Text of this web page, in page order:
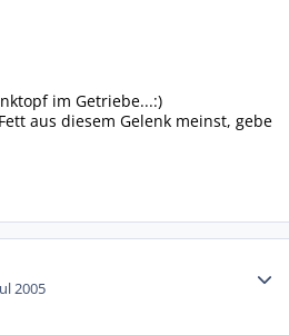
im Getriebe...:)
aus diesem Gelenk meinst, gebe
2005